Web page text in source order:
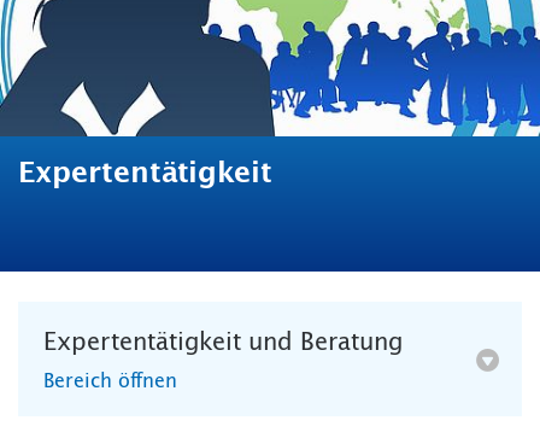
Kontakt und Anfahrt Webmail Moodle
Personensuche English
Expertentätigkeit
Expertentätigkeit und Beratung
Bereich öffnen